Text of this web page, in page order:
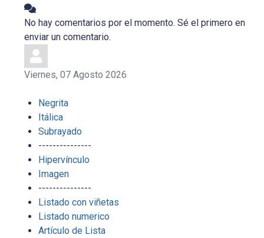
No hay comentarios por el momento. Sé el primero en
enviar un comentario.
Viernes, 07 Agosto 2026
Negrita
Itálica
Subrayado
---------------
Hipervínculo
Imagen
---------------
Listado con viñetas
Listado numerico
Artículo de Lista